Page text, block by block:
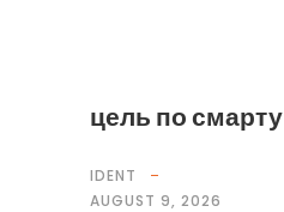
цель по смарту
IDENT
AUGUST 9, 2026